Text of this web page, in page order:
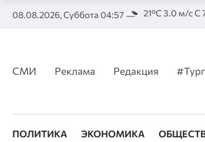
08.08.2026, Суббота 04:57 21°C 3.0 м/с С
СМИ Реклама Редакция
ПОЛИТИКА ЭКОНОМИКА